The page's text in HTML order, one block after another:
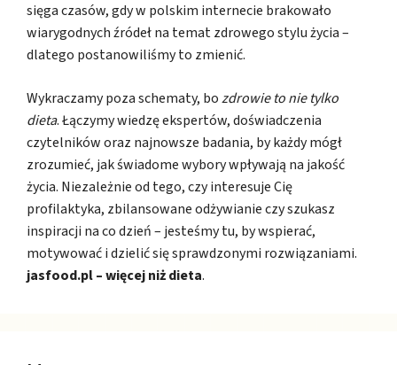
sięga czasów, gdy w polskim internecie brakowało
wiarygodnych źródeł na temat zdrowego stylu życia –
dlatego postanowiliśmy to zmienić.
Wykraczamy poza schematy, bozdrowie to nie tylko
dieta. Łączymy wiedzę ekspertów, doświadczenia
czytelników oraz najnowsze badania, by każdy mógł
zrozumieć, jak świadome wybory wpływają na jakość
życia. Niezależnie od tego, czy interesuje Cię
profilaktyka, zbilansowane odżywianie czy szukasz
inspiracji na co dzień – jesteśmy tu, by wspierać,
motywować i dzielić się sprawdzonymi rozwiązaniami.
jasfood.pl – więcej niż dieta.